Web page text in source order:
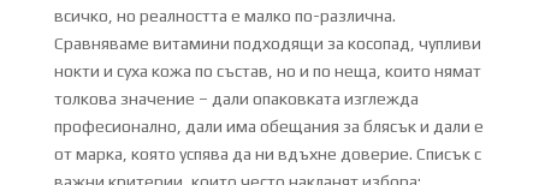
всичко, но реалността е малко по-различна.
Сравняваме витамини подходящи за косопад, чупливи
нокти и суха кожа по състав, но и по неща, които нямат
толкова значение – дали опаковката изглежда
професионално, дали има обещания за блясък и дали е
от марка, която успява да ни вдъхне доверие. Списък с